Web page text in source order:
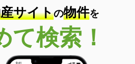
1K
浦１丁目
10.40万円
神奈川県横浜市金沢区六浦１丁目
サイトの物件を
て検索！